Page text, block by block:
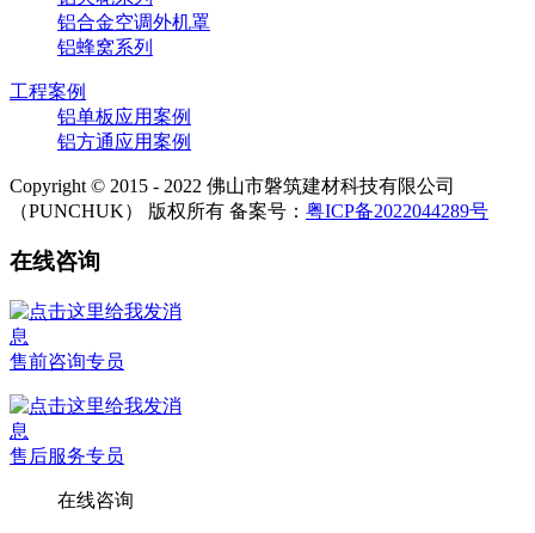
铝合金空调外机罩
铝蜂窝系列
工程案例
铝单板应用案例
铝方通应用案例
Copyright © 2015 - 2022 佛山市磐筑建材科技有限公司
（PUNCHUK） 版权所有 备案号： 粤ICP备2022044289号
在线咨询
售前咨询专员
售后服务专员
在线咨询